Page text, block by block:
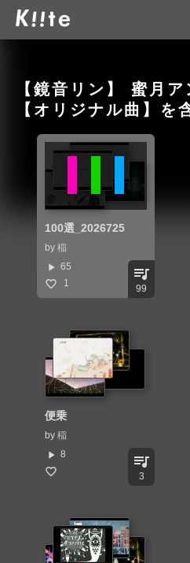
【鏡音リン】 蜜月
【オリジナル曲】を
100選_2026725
by 稲
play_arrow 65
1
queue_music
99
便乗
by 稲
play_arrow 8 queue_music
3